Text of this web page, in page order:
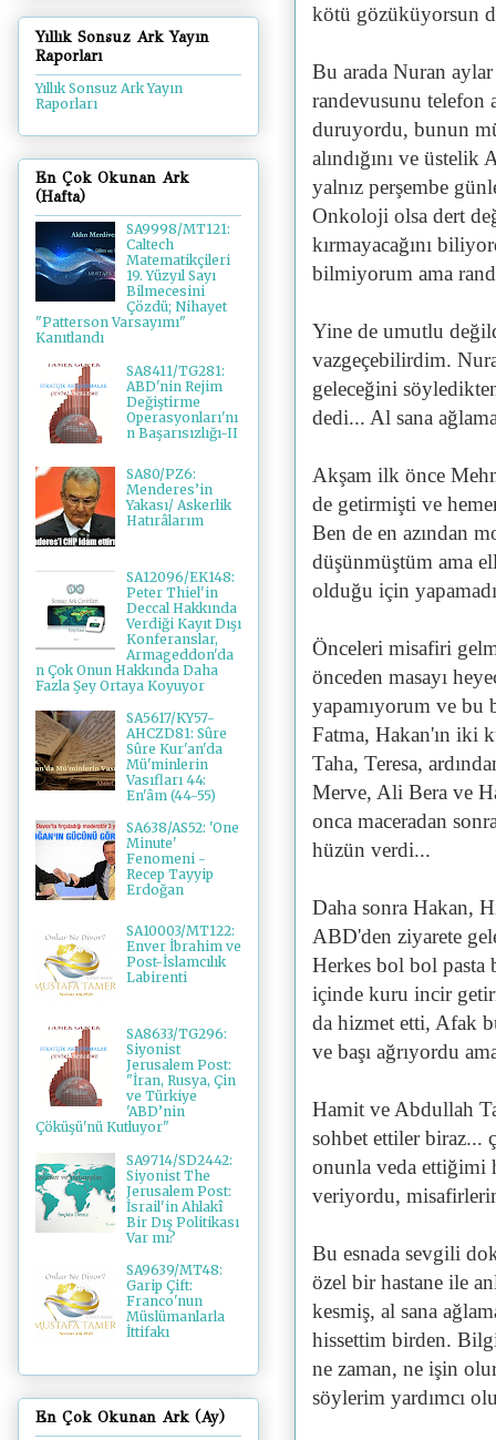
kötü gözüküyorsun
Bu arada Nuran
randevusunu telefon
duruyordu, bunun
alındığını ve
yalnız perşembe
Onkoloji olsa dert
kırmayacağını
bilmiyorum ama
Yine de umutlu
vazgeçebilirdim.
geleceğini
dedi... Al sana
Akşam ilk önce
de getirmişti ve
Ben de en azından
düşünmüştüm ama
olduğu için
Önceleri misafiri
önceden masayı
yapamıyorum ve bu
Fatma, Hakan'ın iki
Taha, Teresa,
Merve, Ali Bera ve
onca maceradan
hüzün verdi...
Daha sonra Hakan,
ABD'den ziyarete
Herkes bol bol pasta
içinde kuru incir
da hizmet etti, Afak
ve başı ağrıyordu
Hamit ve Abdullah
sohbet ettiler biraz...
onunla veda ettiğimi
veriyordu,
Bu esnada sevgili
özel bir hastane ile
kesmiş, al sana
hissettim birden.
ne zaman, ne işin
söylerim yardımcı
Yıllık Sonsuz Ark Yayın
Raporları
Yıllık Sonsuz Ark Yayın
Raporları
En Çok Okunan Ark
(Hafta)
SA9998/MT121:
Caltech
Matematikçileri
19. Yüzyıl Sayı
Bilmecesini
Çözdü; Nihayet
"Patterson Varsayımı"
Kanıtlandı
SA8411/TG281:
ABD'nin Rejim
Değiştirme
Operasyonları'nı
n Başarısızlığı-II
SA80/PZ6:
Menderes’in
Yakası/ Askerlik
Hatırâlarım
SA12096/EK148:
Peter Thiel'in
Deccal Hakkında
Verdiği Kayıt Dışı
Konferanslar,
Armageddon'da
n Çok Onun Hakkında Daha
Fazla Şey Ortaya Koyuyor
SA5617/KY57-
AHCZD81: Sûre
Sûre Kur'an'da
Mü'minlerin
Vasıfları 44:
En'âm (44-55)
SA638/AS52: 'One
Minute'
Fenomeni -
Recep Tayyip
Erdoğan
SA10003/MT122:
Enver İbrahim ve
Post-İslamcılık
Labirenti
SA8633/TG296:
Siyonist
Jerusalem Post:
"İran, Rusya, Çin
ve Türkiye
'ABD’nin
Çöküşü'nü Kutluyor"
SA9714/SD2442:
Siyonist The
Jerusalem Post:
İsrail'in Ahlakî
Bir Dış Politikası
Var mı?
SA9639/MT48:
Garip Çift:
Franco'nun
Müslümanlarla
İttifakı
En Çok Okunan Ark (Ay)